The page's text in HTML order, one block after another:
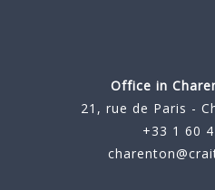
Office in
21, rue de Paris -
+33 1 60